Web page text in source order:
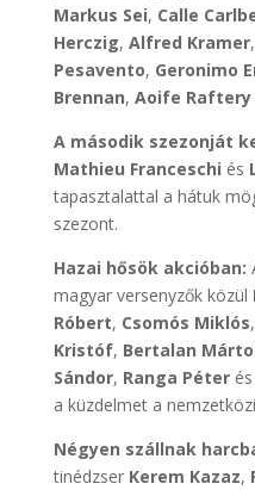
Markus Sei, Calle
Herczig, Alfred Kramer,
Pesavento, Geronimo
Brennan, Aoife Raftery
A második szezonját
Mathieu Franceschi és
tapasztalattal a hátuk
szezont.
Hazai hősök akcióban:
magyar versenyzők közül
Róbert, Csomós Miklós,
Kristóf, Bertalan
Sándor, Ranga Péter és
a küzdelmet a
Négyen szállnak
tinédzser Kerem Kazaz,